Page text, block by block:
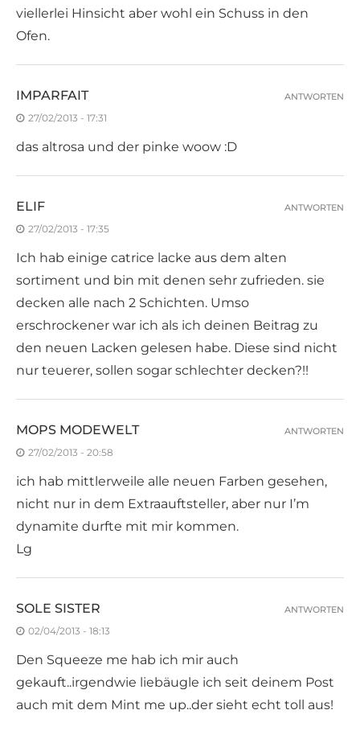
viellerlei Hinsicht aber wohl ein Schuss in den
Ofen.
IMPARFAIT
27/02/2013 - 17:31
das altrosa und der pinke woow :D
ANTWORTEN
ELIF
27/02/2013 - 17:35
Ich hab einige catrice lacke aus dem alten
sortiment und bin mit denen sehr zufrieden. sie
decken alle nach 2 Schichten. Umso
erschrockener war ich als ich deinen Beitrag zu
den neuen Lacken gelesen habe. Diese sind nicht
nur teuerer, sollen sogar schlechter decken?!!
ANTWORTEN
MOPS MODEWELT
27/02/2013 - 20:58
ich hab mittlerweile alle neuen Farben gesehen,
nicht nur in dem Extraauftsteller, aber nur I’m
dynamite durfte mit mir kommen.
Lg
ANTWORTEN
SOLE SISTER
02/04/2013 - 18:13
Den Squeeze me hab ich mir auch
gekauft..irgendwie liebäugle ich seit deinem Post
auch mit dem Mint me up..der sieht echt toll aus!
ANTWORTEN